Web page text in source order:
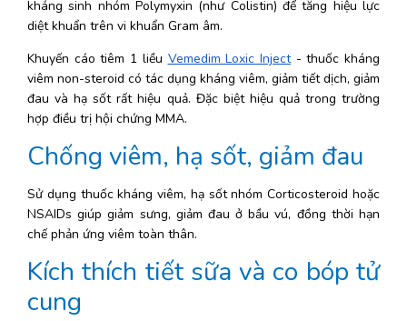
kháng sinh nhóm Polymyxin (như Colistin) để tăng hiệu lực
diệt khuẩn trên vi khuẩn Gram âm.
Khuyến cáo tiêm 1 liều Vemedim Loxic Inject - thuốc kháng
viêm non-steroid có tác dụng kháng viêm, giảm tiết dịch, giảm
đau và hạ sốt rất hiệu quả. Đặc biệt hiệu quả trong trường
hợp điều trị hội chứng MMA.
Chống viêm, hạ sốt, giảm đau
Sử dụng thuốc kháng viêm, hạ sốt nhóm Corticosteroid hoặc
NSAIDs giúp giảm sưng, giảm đau ở bầu vú, đồng thời hạn
chế phản ứng viêm toàn thân.
Kích thích tiết sữa và co bóp tử
cung